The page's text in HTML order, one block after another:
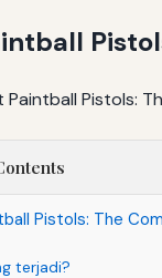
Pistols: The
terjadi?